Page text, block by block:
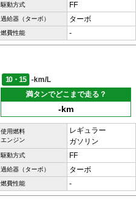
駆動方式 FF
過給器（ターボ） ターボ
燃費性能 -
10・15
-km/L
満タンでどこまで走る？
-km
使用燃料
エンジン
レギュラー
ガソリン
駆動方式 FF
過給器（ターボ） ターボ
燃費性能 -